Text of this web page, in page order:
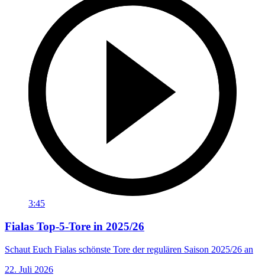
3:45
Fialas Top-5-Tore in 2025/26
Schaut Euch Fialas schönste Tore der regulären Saison 2025/26 an
22. Juli 2026